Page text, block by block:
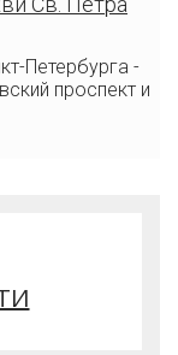
Петербурга -
проспект и